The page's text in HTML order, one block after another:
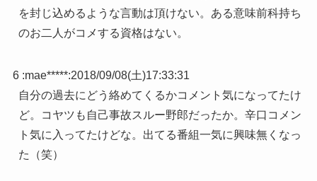
を封じ込めるような言動は頂けない。ある意味前科持ち
のお二人がコメする資格はない。
6 :mae*****:2018/09/08(土)17:33:31
自分の過去にどう絡めてくるかコメント気になってたけ
ど。コヤツも自己事故スルー野郎だったか。辛口コメン
ト気に入ってたけどな。出てる番組一気に興味無くなっ
た（笑）